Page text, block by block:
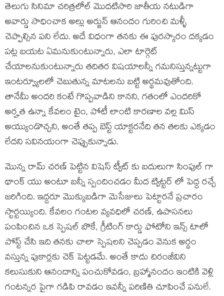
తెలుగు సినిమా చరిత్రలోల్ మొదటిసారి జాతీయ నటుడిగా
అవార్డు సాధించాక అల్లు అర్జున్ ఆనందం గురించి మళ్ళీ
చెప్పాల్సిన పని లేదు. అదే విధంగా తనకు ఈ పురస్కారం దక్కడం
పట్ల బయట ఏమనుకుంటున్నారు, ఎలా టార్గెట్
చేయాలనుకుంటున్నారు తదితర విషయాలన్నీ గమనిస్తున్నట్టుగా
ఇంటర్వ్యూలలో చెబుతున్న మాటలను బట్టి అర్థమవుతోంది.
తానేమీ అందరి కంటే గొప్పవాడిని కానని, గతంలో ఎందరికో
అర్హత ఉన్నా కేవలం టైం, పోటీ లాంటి కారణాల వల్ల మిస్
అయ్యుండొచ్చని, అంతే తప్ప బెస్ట్ యాక్టరనేది తన తలకు ఎక్కడం
లేదని సవినయంగా చెప్పుకున్నాడు.
మొన్న రామ్ చరణ్ పెట్టిన విషెస్ ట్వీట్ కు బదులుగా సింపుల్ గా
థాంక్ యు అంటూ బన్నీ స్పందించడం మీద ట్విట్టర్ లో పెద్ద రచ్చే
జరిగింది. ఇద్దరూ మొక్కుబడిగా మెసేజులు పెట్టారనే ప్రచారం
స్టార్టయ్యింది. కేవలం గంటల వ్యవధిలో చరణ్, ఉపాసనలు
పంపించిన ఒక స్పెషల్ బొకే, గ్రీటింగ్ కార్డు ఫోటోని ఇన్స్ టాలో
పోస్ట్ చేసి ఇది తనకు చాలా స్పెషలని చెప్పడం వెనుక అర్థం
వస్తున్న పుకార్లకు చెక్ పెట్టడమే. అంతే కాదు చిరంజీవిని
కలుసుకుని ఆనందాన్ని పంచుకోవడం, బ్రహ్మానందం ఇంటికి వెళ్లి
గంటన్నర పైగా గడిపి రావడం ఇవన్నీ పరిణితి చూపించే పనులే.